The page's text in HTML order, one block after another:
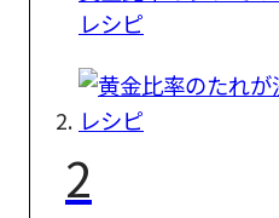
レシピ
2